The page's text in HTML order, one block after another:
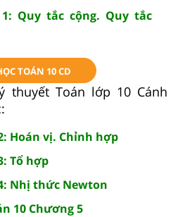
Quy tắc cộng. Quy tắc
TOÁN 10 CD
thuyết Toán lớp 10 Cánh
Hoán vị. Chỉnh hợp
Tổ hợp
Nhị thức Newton
10 Chương 5